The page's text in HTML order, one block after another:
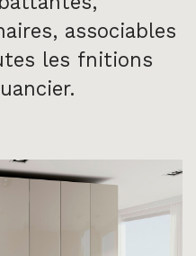
associables
les fnitions